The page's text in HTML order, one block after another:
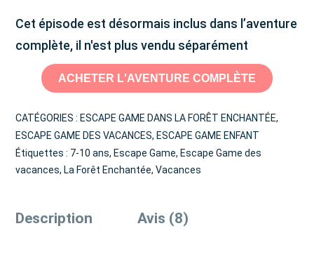
Cet épisode est désormais inclus dans l’aventure
complète, il n'est plus vendu séparément
ACHETER L'AVENTURE COMPLÈTE
CATÉGORIES : ESCAPE GAME DANS LA FORÊT ENCHANTÉE,
ESCAPE GAME DES VACANCES, ESCAPE GAME ENFANT
Étiquettes : 7-10 ans, Escape Game, Escape Game des
vacances, La Forêt Enchantée, Vacances
Description Avis (8)